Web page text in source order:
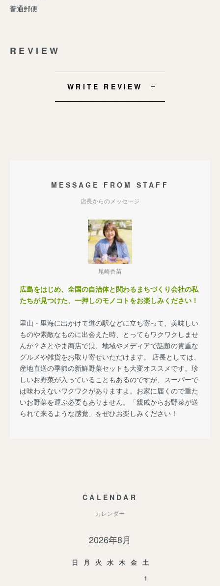
普通郵便
REVIEW
WRITE REVIEW
MESSAGE FROM STAFF
店長からのメッセージ
尾崎香苗
広島をはじめ、全国の自治体と関わるまちづくり会社の私
たちが見つけた、一押しのモノコトをお楽しみください！
里山・里海に出かけて道の駅などに立ち寄って、美味しい
ものや素敵なものに出会えた時、とってもワクワクしませ
んか？さとやま商店では、地域やメディアで話題の貴重な
グルメや雑貨をお取り寄せいただけます。 店長としては、
産地直送の季節の新鮮野菜セットも大変オススメです。珍
しいお野菜が入っていることもあるのですが、スーパーで
は味わえないワクワクがありますよ。お家に届くので重た
いお野菜を運ぶ必要もありません。「親戚からお野菜が送
られて来るような感覚」をぜひお楽しみください！
CALENDAR
カレンダー
2026年8月
日 月 火 水 木 金
土
1